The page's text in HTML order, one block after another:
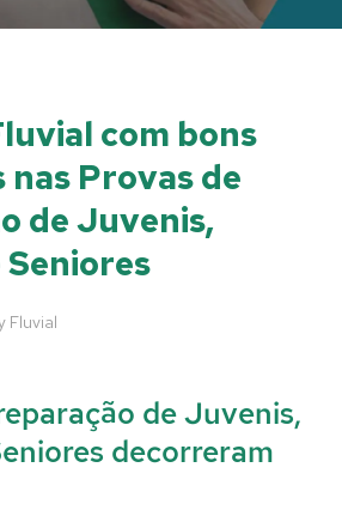
com bons
Provas de
de Juvenis,
Fluvial
de Juvenis,
decorreram